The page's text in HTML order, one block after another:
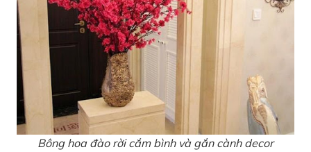
Bông hoa đào rời cắm bình và gắn cành decor